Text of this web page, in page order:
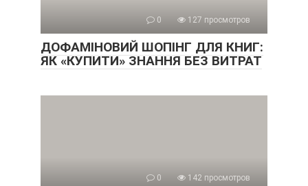
0 127 просмотров
ДОФАМІНОВИЙ ШОПІНГ ДЛЯ КНИГ:
ЯК «КУПИТИ» ЗНАННЯ БЕЗ ВИТРАТ
0 142 просмотров